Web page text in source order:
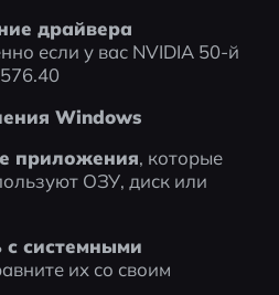
драйвера
если у вас NVIDIA 50-й
Windows
приложения, которые
ОЗУ, диск или
с системными
их со своим